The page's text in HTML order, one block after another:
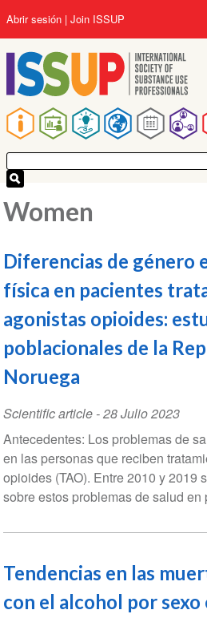
al
contenido
principal
Main
navigation
User
account
menu
Abrir sesión Join ISSUP
Women
Diferencias de género
física en pacientes
agonistas opioides:
poblacionales de la
Noruega
Scientific article-28 Julio 2023
Antecedentes: Los problemas de
en las personas que reciben
opioides (TAO). Entre 2010 y 2019
sobre estos problemas de salud en
Tendencias en las
con el alcohol por sexo